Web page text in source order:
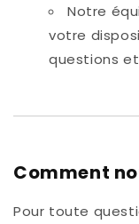
Notre
votre
questions
Comment
Pour toute